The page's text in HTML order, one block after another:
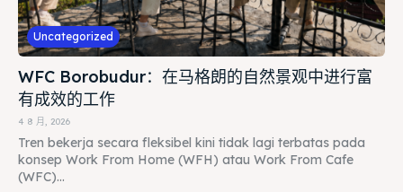
Uncategorized
WFC Borobudur：在马格朗的自然景观中进行富
有成效的工作
4 8 月, 2026
Tren bekerja secara fleksibel kini tidak lagi terbatas pada
konsep Work From Home (WFH) atau Work From Cafe
(WFC)...